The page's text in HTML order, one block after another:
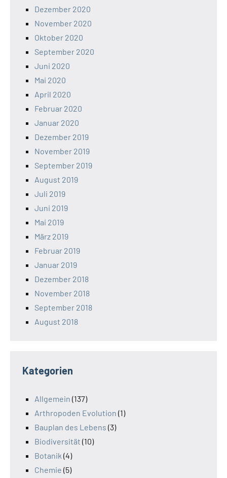
Dezember 2020
November 2020
Oktober 2020
September 2020
Juni 2020
Mai 2020
April 2020
Februar 2020
Januar 2020
Dezember 2019
November 2019
September 2019
August 2019
Juli 2019
Juni 2019
Mai 2019
März 2019
Februar 2019
Januar 2019
Dezember 2018
November 2018
September 2018
August 2018
Kategorien
Allgemein (137)
Arthropoden Evolution (1)
Bauplan des Lebens (3)
Biodiversität (10)
Botanik (4)
Chemie (5)